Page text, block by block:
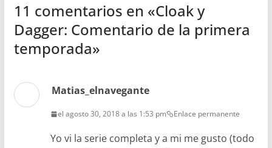
11 comentarios en «Cloak y
Dagger: Comentario de la primera
temporada»
Matias_elnavegante
el agosto 30, 2018 a las 1:53 pm Enlace permanente
Yo vi la serie completa y a mi me gusto (todo